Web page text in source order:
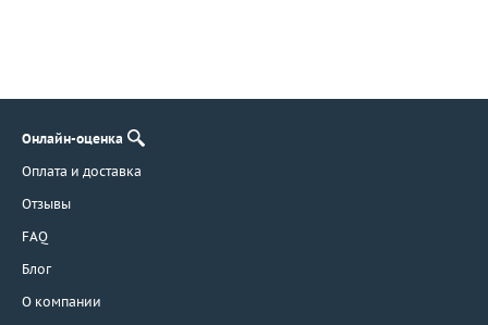
Онлайн-оценка
Оплата и доставка
Отзывы
FAQ
Блог
О компании